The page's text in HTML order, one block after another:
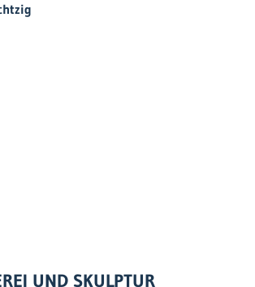
UND SKULPTUR